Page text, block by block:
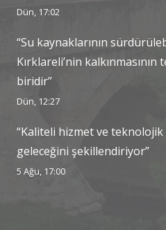
Dün, 17:02
“Su kaynaklarının
Kırklareli’nin
biridir”
Dün, 12:27
“Kaliteli hizmet ve
geleceğini şekillendiriyor”
5 Ağu, 17:00